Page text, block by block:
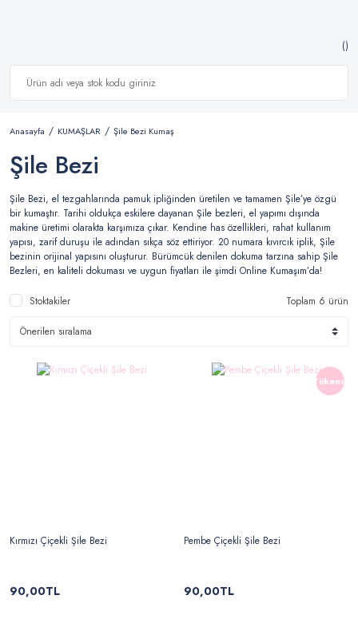
Anasayfa KUMAŞLAR Şile Bezi Kumaş
Şile Bezi
Şile Bezi, el tezgahlarında pamuk ipliğinden üretilen ve tamamen Şile’ye özgü
bir kumaştır. Tarihi oldukça eskilere dayanan Şile bezleri, el yapımı dışında
makine üretimi olarakta karşımıza çıkar. Kendine has özellikleri, rahat kullanım
yapısı, zarif duruşu ile adından sıkça söz ettiriyor. 20 numara kıvırcık iplik, Şile
bezinin orijinal yapısını oluşturur. Bürümcük denilen dokuma tarzına sahip Şile
Bezleri, en kaliteli dokuması ve uygun fiyatları ile şimdi Online Kumaşım’da!
Stoktakiler Toplam 6 ürün
Kırmızı Çiçekli Şile Bezi
90,00TL
Tükendi
Pembe Çiçekli Şile Bezi
90,00TL